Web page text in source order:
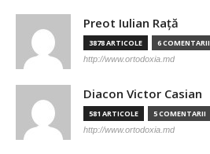
Preot Iulian Raţă
3878 ARTICOLE 6 COMENTARII
http://www.ortodoxia.md
Diacon Victor Casian
581 ARTICOLE 5 COMENTARII
http://www.ortodoxia.md